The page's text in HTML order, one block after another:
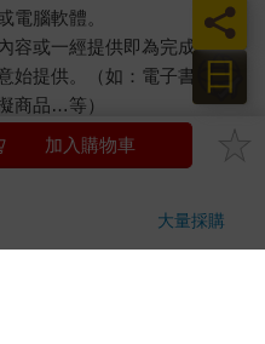
電腦軟體。
容或一經提供即為完成之線
始提供。（如：電子書、電
商品…等）
如：內衣褲、刮鬍刀、除毛
7天的猶豫期（含例假
恕無法接受單獨退貨）必須
日
員